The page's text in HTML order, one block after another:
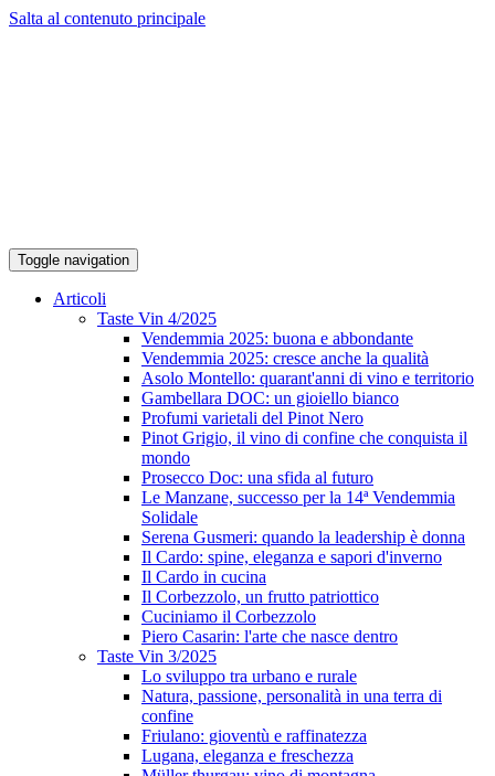
Salta al contenuto principale
Toggle navigation
Articoli
Taste Vin 4/2025
Vendemmia 2025: buona e abbondante
Vendemmia 2025: cresce anche la qualità
Asolo Montello: quarant'anni di vino e territorio
Gambellara DOC: un gioiello bianco
Profumi varietali del Pinot Nero
Pinot Grigio, il vino di confine che conquista il
mondo
Prosecco Doc: una sfida al futuro
Le Manzane, successo per la 14ª Vendemmia
Solidale
Serena Gusmeri: quando la leadership è donna
Il Cardo: spine, eleganza e sapori d'inverno
Il Cardo in cucina
Il Corbezzolo, un frutto patriottico
Cuciniamo il Corbezzolo
Piero Casarin: l'arte che nasce dentro
Taste Vin 3/2025
Lo sviluppo tra urbano e rurale
Natura, passione, personalità in una terra di
confine
Friulano: gioventù e raffinatezza
Lugana, eleganza e freschezza